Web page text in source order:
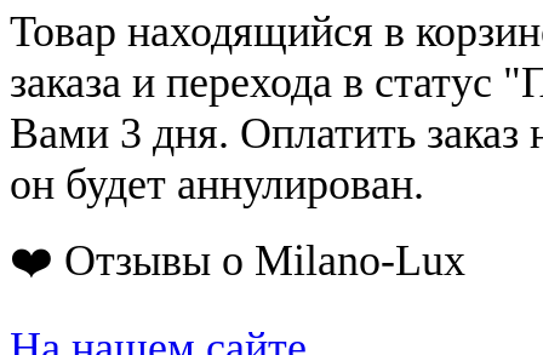
Товар находящийся в
заказа и перехода в статус
Вами 3 дня. Оплатить заказ
он будет аннулирован.
❤️ Отзывы о Milano-Lux